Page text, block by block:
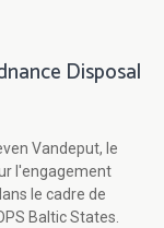
Disposal
Vandeput, le
l'engagement
le cadre de
Baltic States.